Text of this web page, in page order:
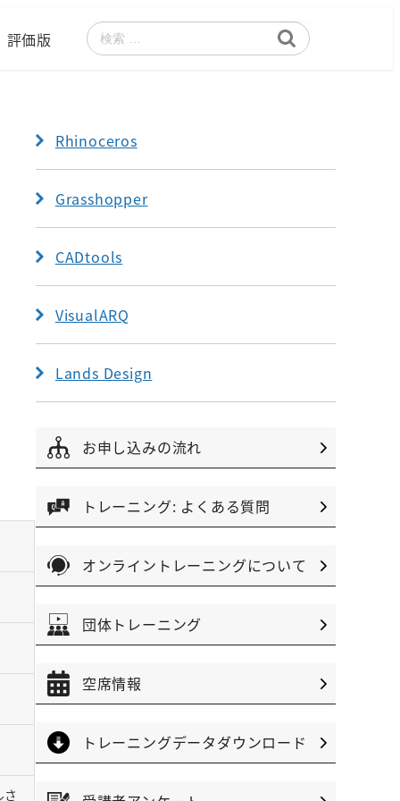
評価版
検
Rhinoceros
Grasshopper
CADtools
VisualARQ
Lands Design
お申し込みの流れ
トレーニング: よくある質問
オンライントレーニングについて
団体トレーニング
空席情報
トレーニングデータダウンロード